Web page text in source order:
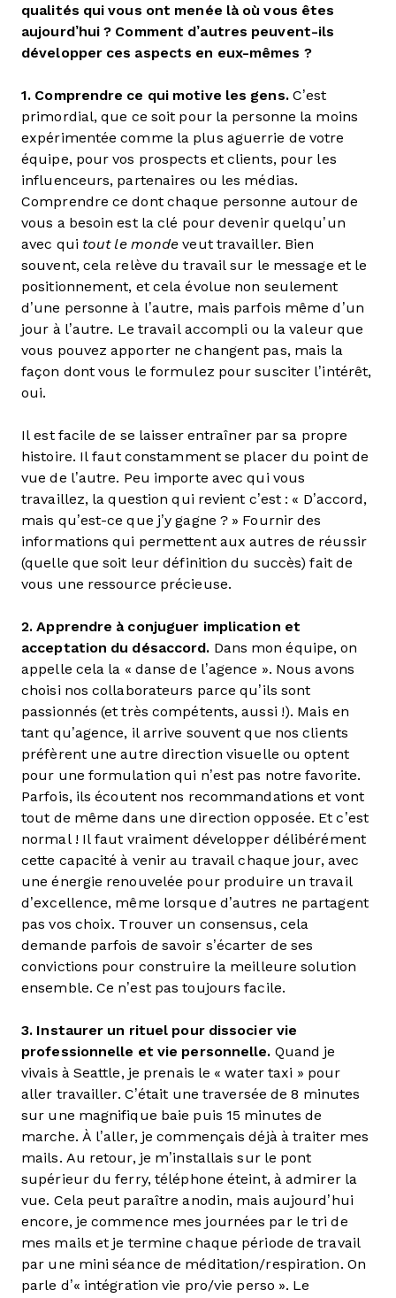
qualités qui vous ont menée là où vous êtes
aujourd’hui ? Comment d’autres peuvent-ils
développer ces aspects en eux-mêmes ?
1. Comprendre ce qui motive les gens.C’est
primordial, que ce soit pour la personne la moins
expérimentée comme la plus aguerrie de votre
équipe, pour vos prospects et clients, pour les
influenceurs, partenaires ou les médias.
Comprendre ce dont chaque personne autour de
vous a besoin est la clé pour devenir quelqu’un
avec qui tout le monde veut travailler. Bien
souvent, cela relève du travail sur le message et le
positionnement, et cela évolue non seulement
d’une personne à l’autre, mais parfois même d’un
jour à l’autre. Le travail accompli ou la valeur que
vous pouvez apporter ne changent pas, mais la
façon dont vous le formulez pour susciter l’intérêt,
oui.
Il est facile de se laisser entraîner par sa propre
histoire. Il faut constamment se placer du point de
vue de l’autre. Peu importe avec qui vous
travaillez, la question qui revient c’est : « D’accord,
mais qu’est-ce que j’y gagne ? » Fournir des
informations qui permettent aux autres de réussir
(quelle que soit leur définition du succès) fait de
vous une ressource précieuse.
2. Apprendre à conjuguer implication et
acceptation du désaccord. Dans mon équipe, on
appelle cela la « danse de l’agence ». Nous avons
choisi nos collaborateurs parce qu’ils sont
passionnés (et très compétents, aussi !). Mais en
tant qu’agence, il arrive souvent que nos clients
préfèrent une autre direction visuelle ou optent
pour une formulation qui n’est pas notre favorite.
Parfois, ils écoutent nos recommandations et vont
tout de même dans une direction opposée. Et c’est
normal ! Il faut vraiment développer délibérément
cette capacité à venir au travail chaque jour, avec
une énergie renouvelée pour produire un travail
d’excellence, même lorsque d’autres ne partagent
pas vos choix. Trouver un consensus, cela
demande parfois de savoir s’écarter de ses
convictions pour construire la meilleure solution
ensemble. Ce n’est pas toujours facile.
3. Instaurer un rituel pour dissocier vie
professionnelle et vie personnelle. Quand je
vivais à Seattle, je prenais le « water taxi » pour
aller travailler. C’était une traversée de 8 minutes
sur une magnifique baie puis 15 minutes de
marche. À l’aller, je commençais déjà à traiter mes
mails. Au retour, je m’installais sur le pont
supérieur du ferry, téléphone éteint, à admirer la
vue. Cela peut paraître anodin, mais aujourd’hui
encore, je commence mes journées par le tri de
mes mails et je termine chaque période de travail
par une mini séance de méditation/respiration. On
parle d’« intégration vie pro/vie perso ». Le